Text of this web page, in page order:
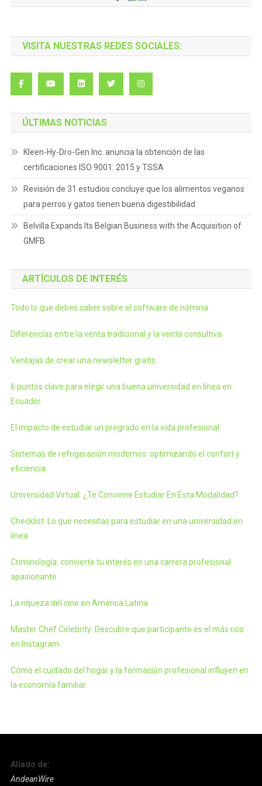
VISITA NUESTRAS REDES SOCIALES:
ÚLTIMAS NOTICIAS
Kleen-Hy-Dro-Gen Inc. anuncia la obtención de las
certificaciones ISO 9001: 2015 y TSSA
Revisión de 31 estudios concluye que los alimentos veganos
para perros y gatos tienen buena digestibilidad
Belvilla Expands Its Belgian Business with the Acquisition of
GMFB
ARTÍCULOS DE INTERÉS
Todo lo que debes saber sobre el software de nómina
Diferencias entre la venta tradicional y la venta consultiva
Ventajas de crear una newsletter gratis
6 puntos clave para elegir una buena universidad en línea en
Ecuador
El impacto de estudiar un pregrado en la vida profesional
Sistemas de refrigeración modernos: optimizando el confort y
eficiencia
Universidad Virtual: ¿Te Conviene Estudiar En Esta Modalidad?
Checklist: Lo que necesitas para estudiar en una universidad en
línea
Criminología: convierte tu interés en una carrera profesional
apasionante
La riqueza del cine en América Latina
Master Chef Celebrity: Descubre que participante es el más rico
en Instagram
Cómo el cuidado del hogar y la formación profesional influyen en
la economía familiar
Aliado de:
AndeanWire